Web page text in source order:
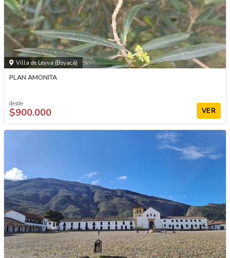
Villa de Leyva (Boyacá)
PLAN AMONITA
desde
$900.000 VER